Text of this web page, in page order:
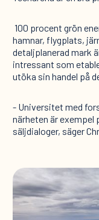
100 procent grön
hamnar, flygplats,
detaljplanerad mark
intressant som
utöka sin handel på
- Universitet med
närheten är exempel
säljdialoger, säger